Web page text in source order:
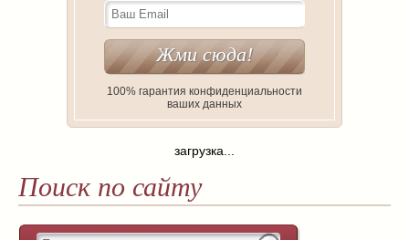
100% гарантия конфиденциальности
ваших данных
загрузка...
Поиск по сайту